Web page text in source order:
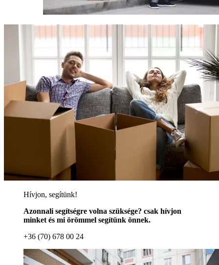
Hívjon, segítünk!
Azonnali segítségre volna szüksége? csak hívjon
minket és mi örömmel segítünk önnek.
+36 (70) 678 00 24